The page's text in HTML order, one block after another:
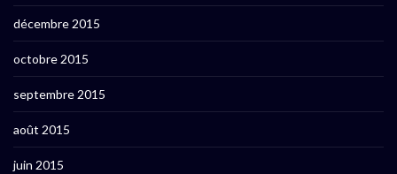
décembre 2015
octobre 2015
septembre 2015
août 2015
juin 2015